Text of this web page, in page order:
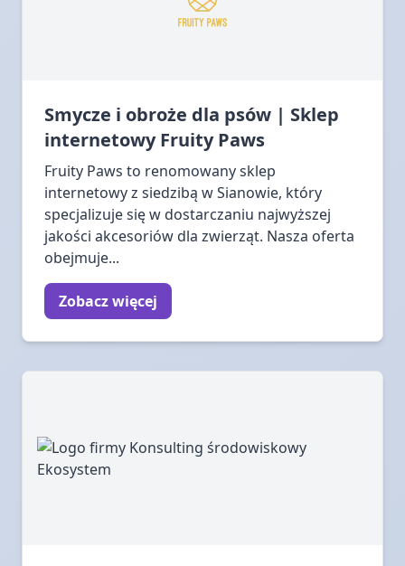
Smycze i obroże dla psów | Sklep
internetowy Fruity Paws
Fruity Paws to renomowany sklep
internetowy z siedzibą w Sianowie, który
specjalizuje się w dostarczaniu najwyższej
jakości akcesoriów dla zwierząt. Nasza oferta
obejmuje...
Zobacz więcej